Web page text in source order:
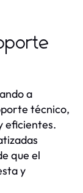
a
técnico,
eficientes.
que el
y